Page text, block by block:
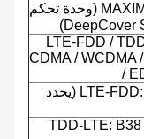
MAXIM MAX32555 (وحدة تحكم
LTE-FDD /
CDMA / WCDMA
/
LTE-FDD: B1 / B3 / B8 (يحدد
TDD-LTE: